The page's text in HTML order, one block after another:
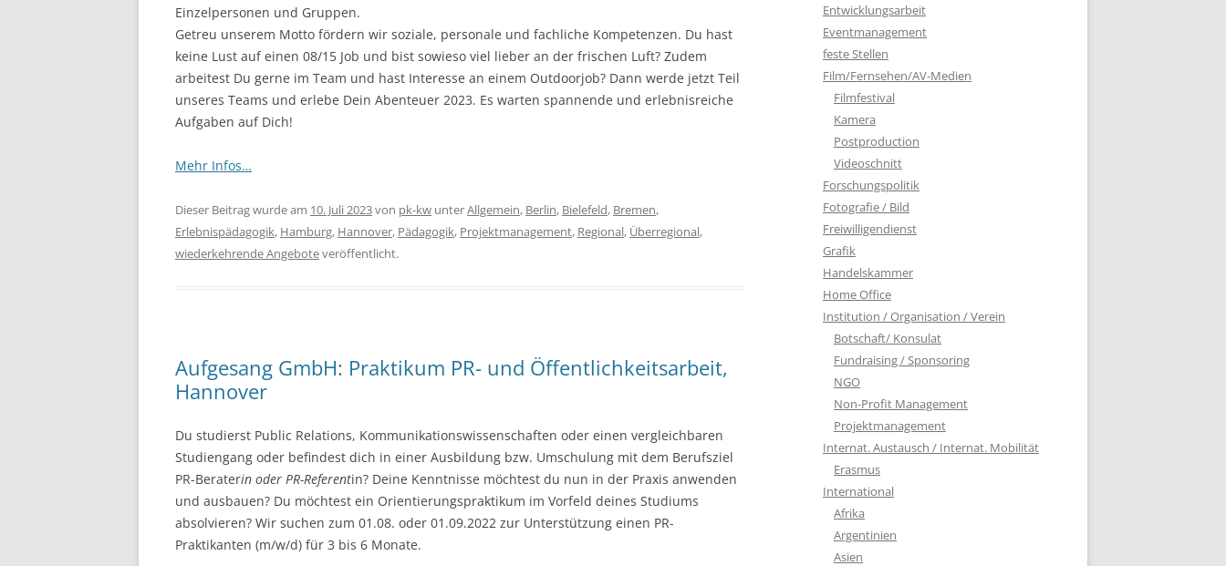
Einzelpersonen und Gruppen.
Getreu unserem Motto fördern wir soziale, personale und fachliche Kompetenzen. Du hast
keine Lust auf einen 08/15 Job und bist sowieso viel lieber an der frischen Luft? Zudem
arbeitest Du gerne im Team und hast Interesse an einem Outdoorjob? Dann werde jetzt Teil
unseres Teams und erlebe Dein Abenteuer 2023. Es warten spannende und erlebnisreiche
Aufgaben auf Dich!
Mehr Infos…
Dieser Beitrag wurde am 10. Juli 2023von pk-kw unterAllgemein, Berlin, Bielefeld, Bremen,
Erlebnispädagogik, Hamburg, Hannover, Pädagogik, Projektmanagement, Regional, Überregional,
wiederkehrende Angeboteveröffentlicht.
Aufgesang GmbH: Praktikum PR- und Öffentlichkeitsarbeit,
Hannover
Du studierst Public Relations, Kommunikationswissenschaften oder einen vergleichbaren
Studiengang oder befindest dich in einer Ausbildung bzw. Umschulung mit dem Berufsziel
PR-Beraterin oder PR-Referentin? Deine Kenntnisse möchtest du nun in der Praxis anwenden
und ausbauen? Du möchtest ein Orientierungspraktikum im Vorfeld deines Studiums
absolvieren? Wir suchen zum 01.08. oder 01.09.2022 zur Unterstützung einen PR-
Praktikanten (m/w/d) für 3 bis 6 Monate.
Entwicklungsarbeit
Eventmanagement
feste Stellen
Film/Fernsehen/AV-Medien
Filmfestival
Kamera
Postproduction
Videoschnitt
Forschungspolitik
Fotografie / Bild
Freiwilligendienst
Grafik
Handelskammer
Home Office
Institution / Organisation / Verein
Botschaft/ Konsulat
Fundraising / Sponsoring
NGO
Non-Profit Management
Projektmanagement
Internat. Austausch / Internat. Mobilität
Erasmus
International
Afrika
Argentinien
Asien